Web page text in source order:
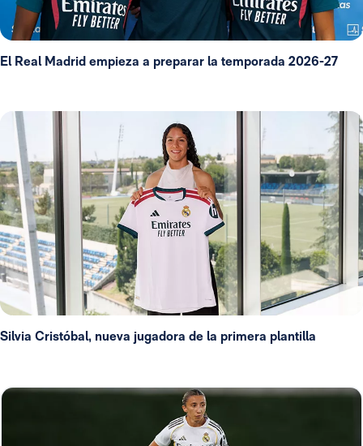
El Real Madrid empieza a preparar la temporada 2026-27
Silvia Cristóbal, nueva jugadora de la primera plantilla